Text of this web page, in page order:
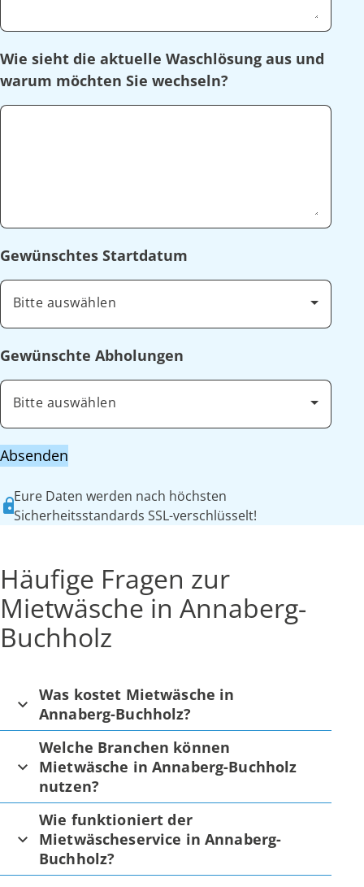
Wie sieht die aktuelle Waschlösung aus und
warum möchten Sie wechseln?
Gewünschtes Startdatum
Bitte auswählen
Gewünschte Abholungen
Bitte auswählen
Absenden
Eure Daten werden nach höchsten
Sicherheitsstandards SSL-verschlüsselt!
Häufige Fragen zur
Mietwäsche in Annaberg-
Buchholz
Was kostet Mietwäsche in
Annaberg-Buchholz?
Welche Branchen können
Mietwäsche in Annaberg-Buchholz
nutzen?
Wie funktioniert der
Mietwäscheservice in Annaberg-
Buchholz?